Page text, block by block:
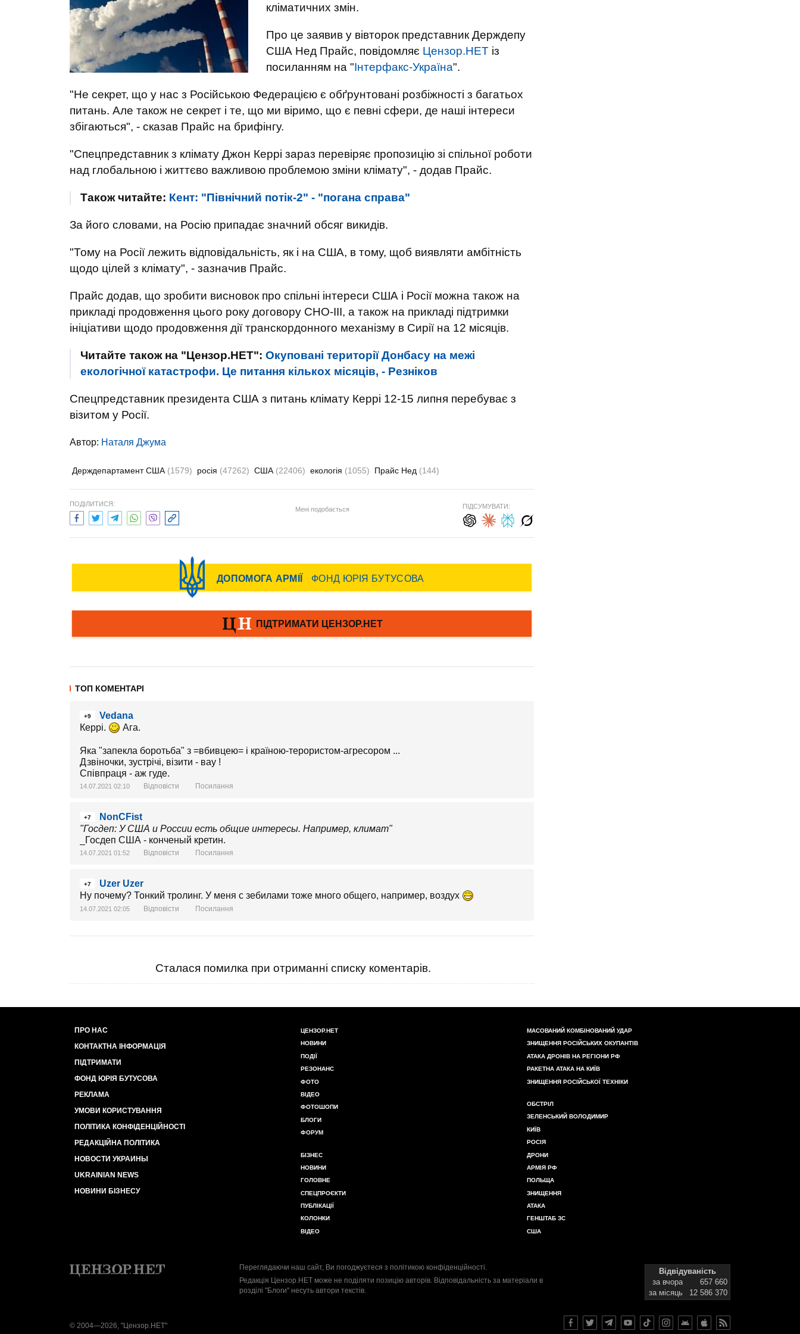
кліматичних змін.
Про це заявив у вівторок представник Держдепу
США Нед Прайс, повідомляє Цензор.НЕТ із
посиланням на "Інтерфакс-Україна".
"Не секрет, що у нас з Російською Федерацією є обґрунтовані розбіжності з багатьох
питань. Але також не секрет і те, що ми віримо, що є певні сфери, де наші інтереси
збігаються", - сказав Прайс на брифінгу.
"Спецпредставник з клімату Джон Керрі зараз перевіряє пропозицію зі спільної роботи
над глобальною і життєво важливою проблемою зміни клімату", - додав Прайс.
Також читайте: Кент: "Північний потік-2" - "погана справа"
За його словами, на Росію припадає значний обсяг викидів.
"Тому на Росії лежить відповідальність, як і на США, в тому, щоб виявляти амбітність
щодо цілей з клімату", - зазначив Прайс.
Прайс додав, що зробити висновок про спільні інтереси США і Росії можна також на
прикладі продовження цього року договору СНО-III, а також на прикладі підтримки
ініціативи щодо продовження дії транскордонного механізму в Сирії на 12 місяців.
Читайте також на "Цензор.НЕТ": Окуповані території Донбасу на межі
екологічної катастрофи. Це питання кількох місяців, - Резніков
Спецпредставник президента США з питань клімату Керрі 12-15 липня перебуває з
візитом у Росії.
Автор: Наталя Джума
Держдепартамент США (1579) росія (47262) США (22406) екологія (1055) Прайс Нед (144)
ПОДІЛИТИСЯ:
Мені подобається ПІДСУМУВАТИ:
ТОП КОМЕНТАРІ
+9
Vedana
Керрі.
Ага.
Яка "запекла боротьба" з =вбивцею= і країною-терористом-агресором ...
Дзвіночки, зустрічі, візити - вау !
Співпраця - аж гуде.
14.07.2021 02:10 Відповісти Посилання
+7
NonCFist
"Госдеп: У США и России есть общие интересы. Например, климат"
_Госдеп США - конченый кретин.
14.07.2021 01:52 Відповісти Посилання
+7
Uzer Uzer
Ну почему? Тонкий тролинг. У меня с зебилами тоже много общего, например, воздух
14.07.2021 02:05 Відповісти Посилання
Сталася помилка при отриманні списку коментарів.
ПРО НАС
КОНТАКТНА ІНФОРМАЦІЯ
ПІДТРИМАТИ
ФОНД ЮРІЯ БУТУСОВА
РЕКЛАМА
УМОВИ КОРИСТУВАННЯ
ПОЛІТИКА КОНФІДЕНЦІЙНОСТІ
РЕДАКЦІЙНА ПОЛІТИКА
НОВОСТИ УКРАИНЫ
UKRAINIAN NEWS
НОВИНИ БІЗНЕСУ
ЦЕНЗОР.НЕТ
НОВИНИ
ПОДІЇ
РЕЗОНАНС
ФОТО
ВІДЕО
ФОТОШОПИ
БЛОГИ
ФОРУМ
БІЗНЕС
НОВИНИ
ГОЛОВНЕ
СПЕЦПРОЄКТИ
ПУБЛІКАЦІЇ
КОЛОНКИ
ВІДЕО
МАСОВАНИЙ КОМБІНОВАНИЙ УДАР
ЗНИЩЕННЯ РОСІЙСЬКИХ ОКУПАНТІВ
АТАКА ДРОНІВ НА РЕГІОНИ РФ
РАКЕТНА АТАКА НА КИЇВ
ЗНИЩЕННЯ РОСІЙСЬКОЇ ТЕХНІКИ
ОБСТРІЛ
ЗЕЛЕНСЬКИЙ ВОЛОДИМИР
КИЇВ
РОСІЯ
ДРОНИ
АРМІЯ РФ
ПОЛЬЩА
ЗНИЩЕННЯ
АТАКА
ГЕНШТАБ ЗС
США
Переглядаючи наш сайт, Ви погоджуєтеся з політикою конфіденційності.
Редакція Цензор.НЕТ може не поділяти позицію авторів. Відповідальність за матеріали в
розділі "Блоги" несуть автори текстів.
Відвідуваність
за вчора
657 660
за місяць
12 586 370
© 2004—2026, "Цензор.НЕТ"